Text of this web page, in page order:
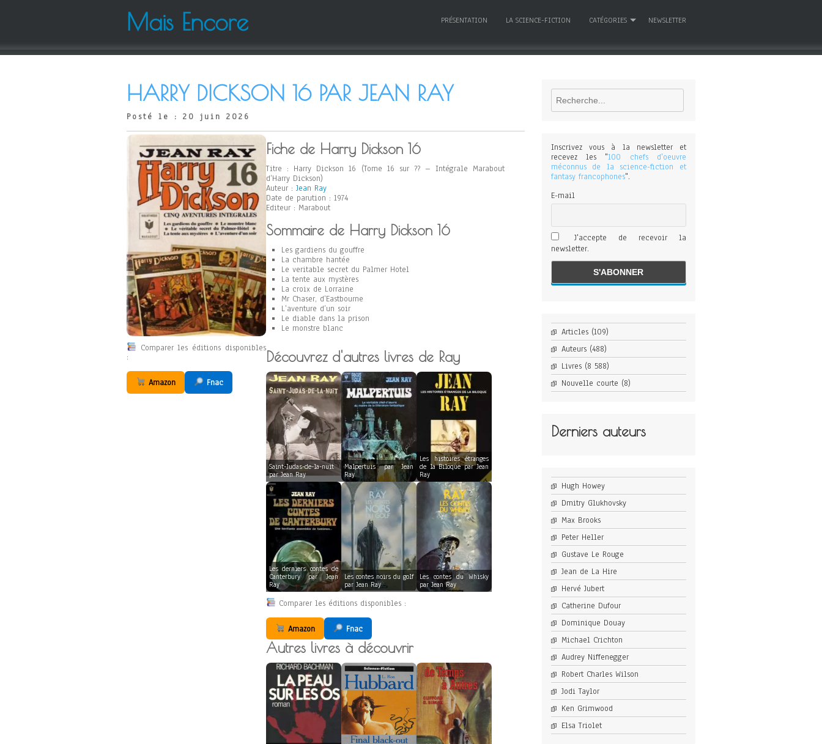
Mais Encore PRÉSENTATION LA SCIENCE-FICTION CATÉGORIES NEWSLETTER
HARRY DICKSON 16 PAR JEAN RAY
Posté le : 20 juin 2026
Comparer les éditions disponibles
:
Amazon Fnac
Fiche de Harry Dickson 16
Titre : Harry Dickson 16 (Tome 16 sur ?? – Intégrale Marabout
d’Harry Dickson)
Auteur : Jean Ray
Date de parution : 1974
Editeur : Marabout
Sommaire de Harry Dickson 16
Les gardiens du gouffre
La chambre hantée
Le veritable secret du Palmer Hotel
La tente aux mystères
La croix de Lorraine
Mr Chaser, d’Eastbourne
L’aventure d’un soir
Le diable dans la prison
Le monstre blanc
Découvrez d'autres livres de Ray
Saint-Judas-de-la-nuit
par Jean Ray
Malpertuis par Jean
Ray
Les histoires étranges
de la Biloque par Jean
Ray
Les derniers contes de
Canterbury par Jean
Ray
Les contes noirs du golf
par Jean Ray
Les contes du Whisky
par Jean Ray
Comparer les éditions disponibles :
Amazon Fnac
Autres livres à découvrir
Rechercher
Inscrivez vous à la newsletter et
recevez les "100 chefs d'oeuvre
méconnus de la science-fiction et
fantasy francophones".
E-mail
J'accepte de recevoir la
newsletter.
Articles(109)
Auteurs(488)
Livres(8 588)
Nouvelle courte (8)
Derniers auteurs
Hugh Howey
Dmitry Glukhovsky
Max Brooks
Peter Heller
Gustave Le Rouge
Jean de La Hire
Hervé Jubert
Catherine Dufour
Dominique Douay
Michael Crichton
Audrey Niffenegger
Robert Charles Wilson
Jodi Taylor
Ken Grimwood
Elsa Triolet